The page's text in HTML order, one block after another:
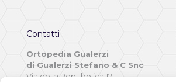
Contatti
Ortopedia Gualerzi
di Gualerzi Stefano & C Snc
Via della Repubblica 12,